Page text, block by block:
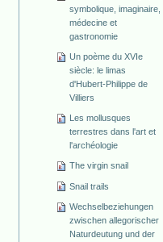
symbolique, imaginaire,
médecine et
gastronomie
Un poème du XVIe
siècle: le limas
d'Hubert-Philippe de
Villiers
Les mollusques
terrestres dans l'art et
l'archéologie
The virgin snail
Snail trails
Wechselbeziehungen
zwischen allegorischer
Naturdeutung und der